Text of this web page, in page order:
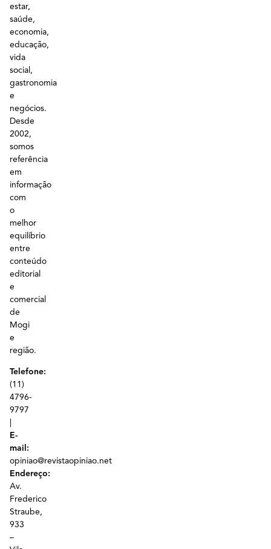
estar,
saúde,
economia,
educação,
vida
social,
gastronomia
e
negócios.
Desde
2002,
somos
referência
em
informação
com
o
melhor
equilíbrio
entre
conteúdo
editorial
e
comercial
de
Mogi
e
região.
Telefone:
(11)
4796-
9797
E-
mail:
opiniao@revistaopiniao.net
Endereço:
Av.
Frederico
Straube,
933
–